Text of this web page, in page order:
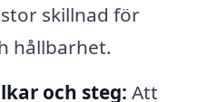
skillnad för
hållbarhet.
och steg: Att